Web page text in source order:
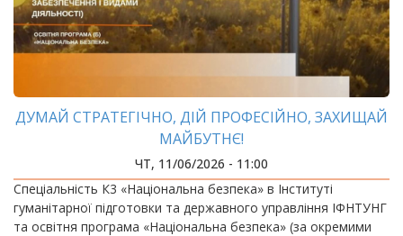
ДУМАЙ СТРАТЕГІЧНО, ДІЙ ПРОФЕСІЙНО, ЗАХИЩАЙ
МАЙБУТНЄ!
ЧТ, 11/06/2026 - 11:00
Спеціальність К3 «Національна безпека» в Інституті
гуманітарної підготовки та державного управління ІФНТУНГ
та освітня програма «Національна безпека» (за окремими